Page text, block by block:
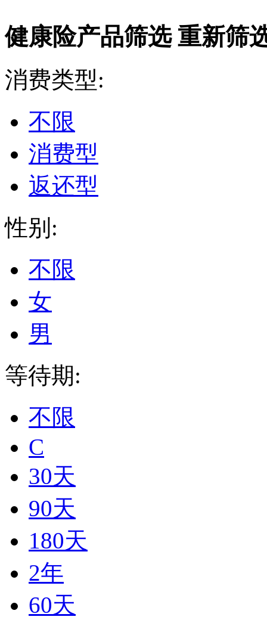
健康险产品筛选 重新筛
消费类型:
不限
消费型
返还型
性别:
不限
女
男
等待期:
不限
C
30天
90天
180天
2年
60天